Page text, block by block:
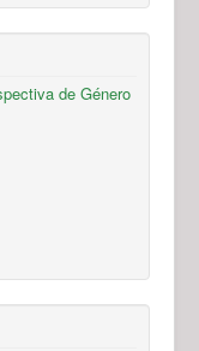
de Género